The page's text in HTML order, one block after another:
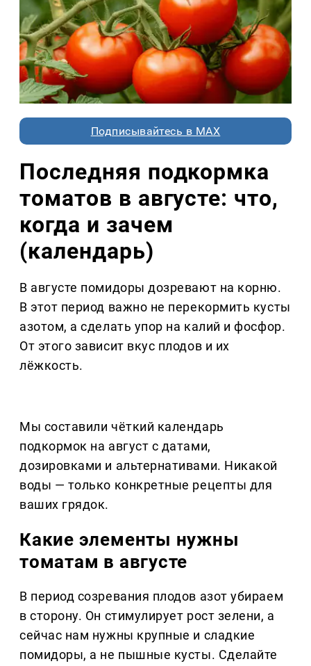
Подписывайтесь в MAX
Последняя подкормка
томатов в августе: что,
когда и зачем
(календарь)
В августе помидоры дозревают на корню.
В этот период важно не перекормить кусты
азотом, а сделать упор на калий и фосфор.
От этого зависит вкус плодов и их
лёжкость.
Мы составили чёткий календарь
подкормок на август с датами,
дозировками и альтернативами. Никакой
воды — только конкретные рецепты для
ваших грядок.
Какие элементы нужны
томатам в августе
В период созревания плодов азот убираем
в сторону. Он стимулирует рост зелени, а
сейчас нам нужны крупные и сладкие
помидоры, а не пышные кусты. Сделайте